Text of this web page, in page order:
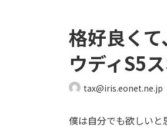
格好良く
ウディS5
tax@iris.eonet.ne.jp
僕は自分でも欲しいと